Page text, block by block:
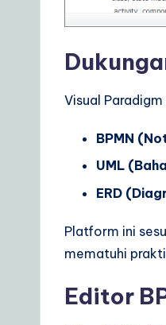
Visual
BPMN
UML
ERD
Platform ini
mematuhi
Editor